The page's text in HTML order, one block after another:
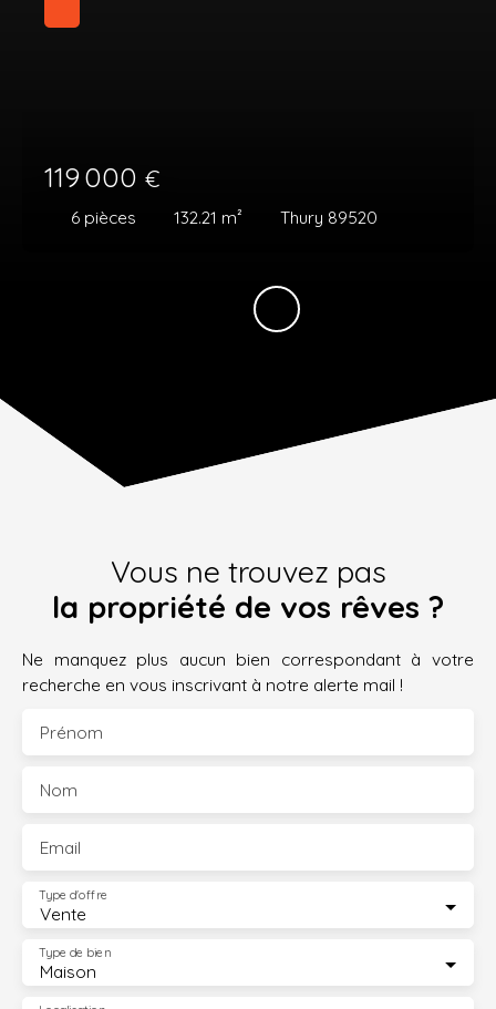
119 000 €
6 pièces 132.21 m² Thury 89520
Vous ne trouvez pas
la propriété de vos rêves ?
Ne manquez plus aucun bien correspondant à votre
recherche en vous inscrivant à notre alerte mail !
Prénom
Nom
Email
Vente
Type d'offre
Maison
Type de bien